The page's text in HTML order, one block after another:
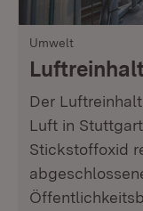
Umwelt
Der
Luft in
Stickstoffoxid